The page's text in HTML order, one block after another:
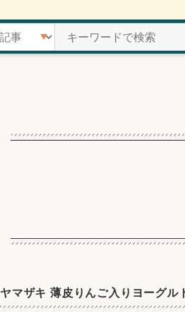
ヤマザキ 薄皮りんご入りヨーグル